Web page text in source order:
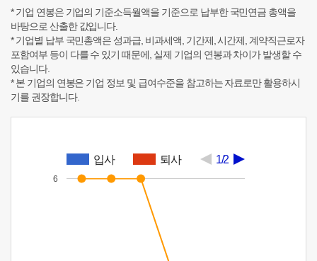
* 기업 연봉은 기업의 기준소득월액을 기준으로 납부한 국민연금 총액을
바탕으로 산출한 값입니다.
* 기업별 납부 국민총액은 성과급, 비과세액, 기간제, 시간제, 계약직근로자
포함여부 등이 다를 수 있기 때문에, 실제 기업의 연봉과 차이가 발생할 수
있습니다.
* 본 기업의 연봉은 기업 정보 및 급여수준을 참고하는 자료로만 활용하시
기를 권장합니다.
입사 퇴사 1/2
6